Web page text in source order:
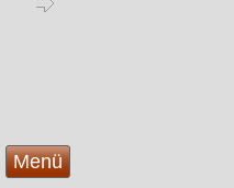
Menü